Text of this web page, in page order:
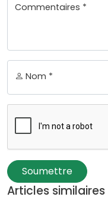
Commentaires *
Nom *
Soumettre
Articles similaires